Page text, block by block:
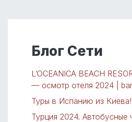
Блог Сети
L’OCEANICA BEACH
— осмотр отеля 2024 |
Туры в Испанию из
Турция 2024. Автобусные